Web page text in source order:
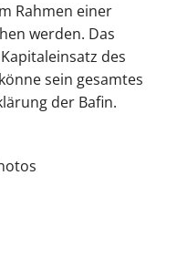
Rahmen einer
werden. Das
des
sein gesamtes
der Bafin.